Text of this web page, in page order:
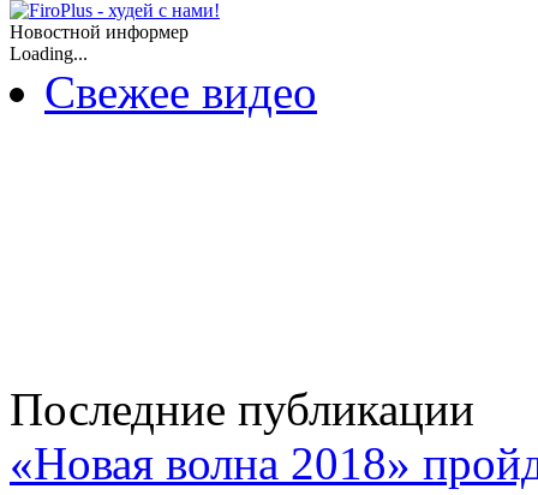
Новостной информер
Loading...
Свежее видео
Последние публикации
«Новая волна 2018»